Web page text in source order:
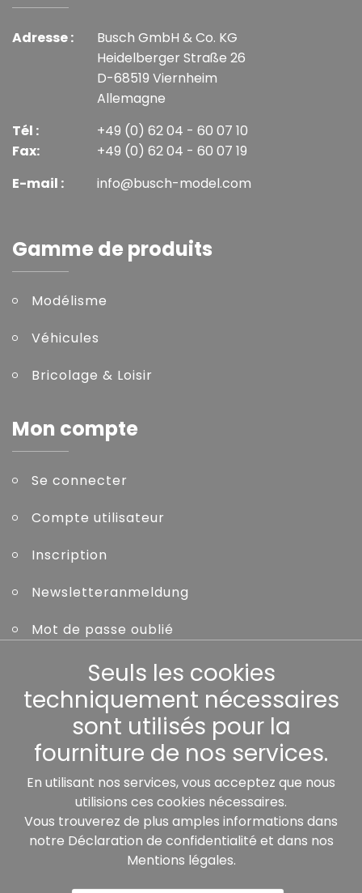
Adresse :
Busch GmbH & Co. KG
Heidelberger Straße 26
D-68519 Viernheim
Allemagne
Tél :
Fax:
+49 (0) 62 04 - 60 07 10
+49 (0) 62 04 - 60 07 19
E-mail :
info@busch-model.com
Gamme de produits
Modélisme
Véhicules
Bricolage & Loisir
Mon compte
Se connecter
Compte utilisateur
Inscription
Newsletteranmeldung
Mot de passe oublié
Nos partenaires:
Seuls les cookies
techniquement nécessaires
sont utilisés pour la
fourniture de nos services.
En utilisant nos services, vous acceptez que nous
utilisions ces cookies nécessaires.
Vous trouverez de plus amples informations dans
notre Déclaration de confidentialité et dans nos
Mentions légales.